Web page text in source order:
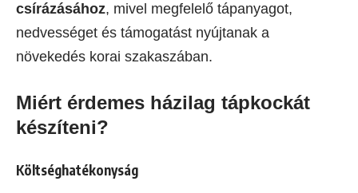
csírázásához, mivel megfelelő tápanyagot,
nedvességet és támogatást nyújtanak a
növekedés korai szakaszában.
Miért érdemes házilag tápkockát
készíteni?
Költséghatékonyság